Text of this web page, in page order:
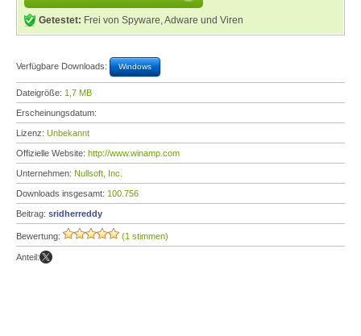
Getestet: Frei von Spyware, Adware und Viren
Verfügbare Downloads: Windows
Dateigröße: 1,7 MB
Erscheinungsdatum:
Lizenz: Unbekannt
Offizielle Website: http://www.winamp.com
Unternehmen: Nullsoft, Inc.
Downloads insgesamt: 100.756
Beitrag: sridherreddy
Bewertung: (1 stimmen)
Anteil: